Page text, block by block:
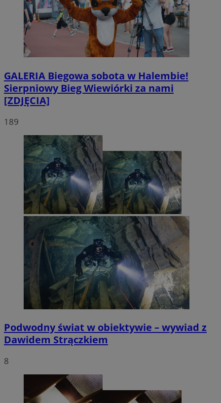
GALERIA Biegowa sobota w Halembie!
Sierpniowy Bieg Wiewiórki za nami
[ZDJĘCIA]
189
Podwodny świat w obiektywie – wywiad z
Dawidem Strączkiem
8